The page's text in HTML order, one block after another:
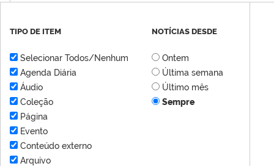
TIPO DE ITEM
Selecionar Todos/Nenhum
Agenda Diária
Áudio
Coleção
Página
Evento
Conteúdo externo
Arquivo
NOTÍCIAS DESDE
Ontem
Última semana
Último mês
Sempre